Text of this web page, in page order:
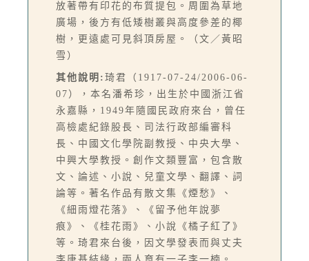
放著帶有印花的布質提包。周圍為草地
廣場，後方有低矮樹叢與高度參差的椰
樹，更遠處可見斜頂房屋。（文／黃昭
雪）
其他說明: 琦君（1917-07-24/2006-06-
07），本名潘希珍，出生於中國浙江省
永嘉縣，1949年隨國民政府來台，曾任
高檢處紀錄股長、司法行政部編審科
長、中國文化學院副教授、中央大學、
中興大學教授。創作文類豐富，包含散
文、論述、小說、兒童文學、翻譯、詞
論等。著名作品有散文集《煙愁》、
《細雨燈花落》、《留予他年說夢
痕》、《桂花雨》、小說《橘子紅了》
等。琦君來台後，因文學發表而與丈夫